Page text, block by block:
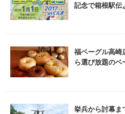
記念で箱根駅伝
福ベーグル高崎
ら選び放題のベ
挙兵から討幕ま